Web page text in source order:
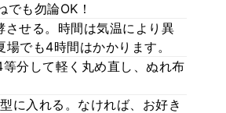
も勿論OK！
せる。時間は気温により異
でも4時間はかかります。
分して軽く丸め直し、ぬれ布
に入れる。なければ、お好き